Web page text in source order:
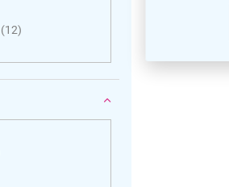
12